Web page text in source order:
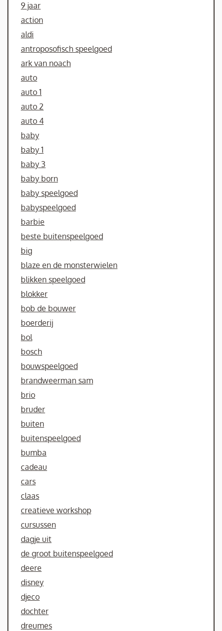
9 jaar
action
aldi
antroposofisch speelgoed
ark van noach
auto
auto 1
auto 2
auto 4
baby
baby 1
baby 3
baby born
baby speelgoed
babyspeelgoed
barbie
beste buitenspeelgoed
big
blaze en de monsterwielen
blikken speelgoed
blokker
bob de bouwer
boerderij
bol
bosch
bouwspeelgoed
brandweerman sam
brio
bruder
buiten
buitenspeelgoed
bumba
cadeau
cars
claas
creatieve workshop
cursussen
dagje uit
de groot buitenspeelgoed
deere
disney
djeco
dochter
dreumes